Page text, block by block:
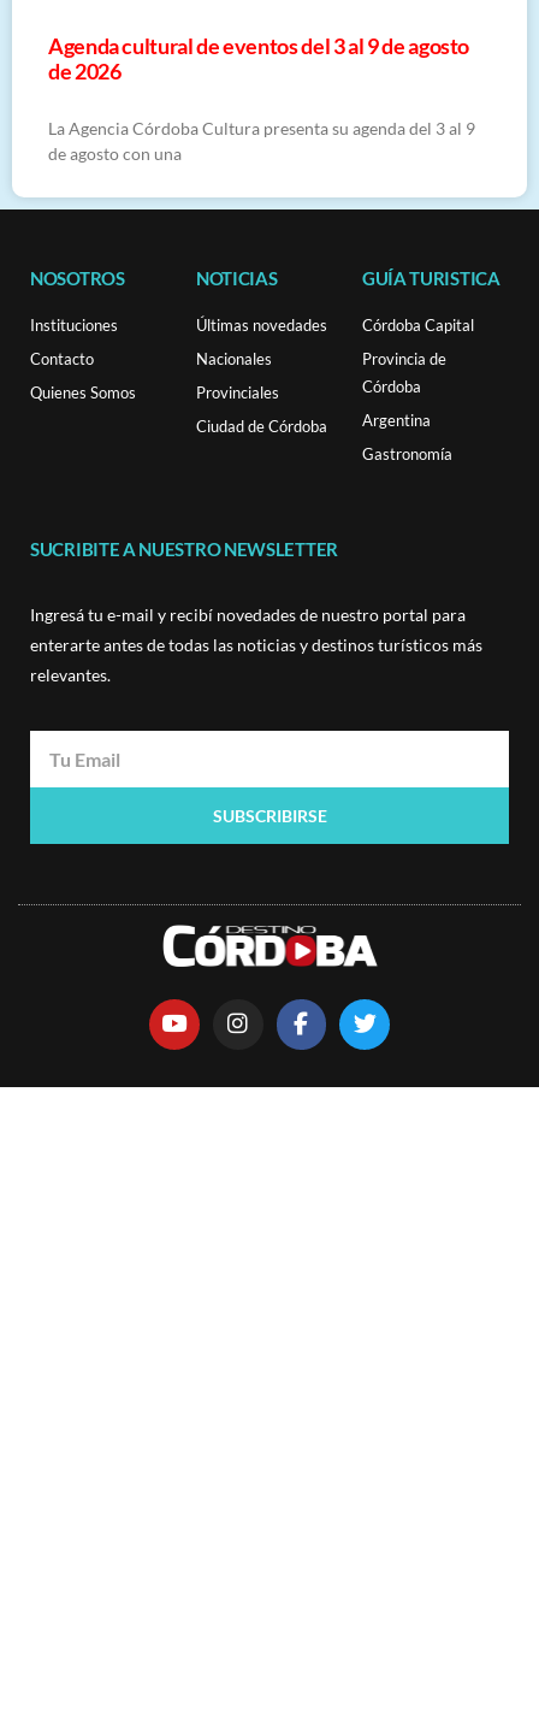
​Agenda cultural de eventos del 3 al 9 de agosto
de 2026
La Agencia Córdoba Cultura presenta su agenda del 3 al 9
de agosto con una
NOSOTROS
Instituciones
Contacto
Quienes Somos
NOTICIAS
Últimas novedades
Nacionales
Provinciales
Ciudad de Córdoba
GUÍA TURISTICA
Córdoba Capital
Provincia de
Córdoba
Argentina
Gastronomía
SUCRIBITE A NUESTRO NEWSLETTER
Ingresá tu e-mail y recibí novedades de nuestro portal para
enterarte antes de todas las noticias y destinos turísticos más
relevantes.
SUBSCRIBIRSE